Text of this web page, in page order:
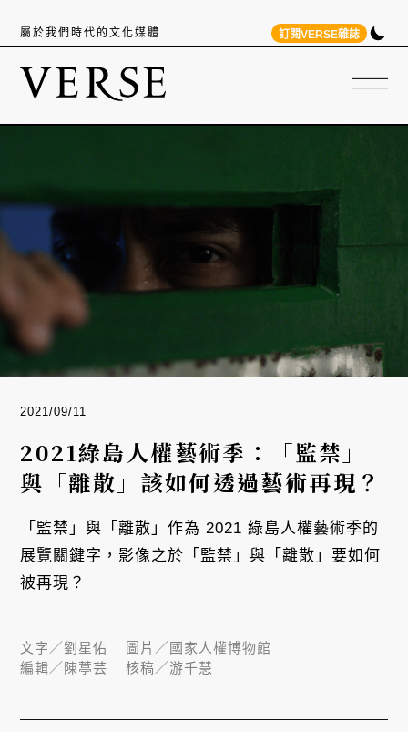
屬於我們時代的文化媒體 訂閱VERSE雜誌
2021/09/11
2021綠島人權藝術季：「監禁」
與「離散」該如何透過藝術再現？
「監禁」與「離散」作為 2021 綠島人權藝術季的
展覽關鍵字，影像之於「監禁」與「離散」要如何
被再現？
文字／劉星佑 圖片／ 國家人權博物館
編輯／ 陳葶芸 核稿／游千慧